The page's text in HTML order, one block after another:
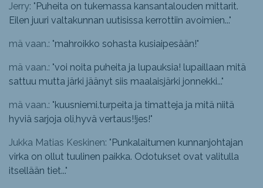
Jerry: "Puheita on tukemassa kansantalouden mittarit.
Eilen juuri valtakunnan uutisissa kerrottiin avoimien..."
mä vaan.: "mahroikko sohasta kusiaipesään!"
mä vaan.: "voi noita puheita ja lupauksia! lupaillaan mitä
sattuu mutta järki jäänyt siis maalaisjärki jonnekki..."
mä vaan.: "kuusniemi.turpeita ja timatteja ja mitä niitä
hyviä sarjoja oli,hyvä vertaus!!jes!"
Jukka Matias Keskinen: "Punkalaitumen kunnanjohtajan
virka on ollut tuulinen paikka. Odotukset ovat valitulla
itsellään tiet..."